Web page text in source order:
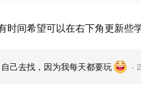
时间希望可以在右下角更新些
己去找，因为我每天都要玩 -